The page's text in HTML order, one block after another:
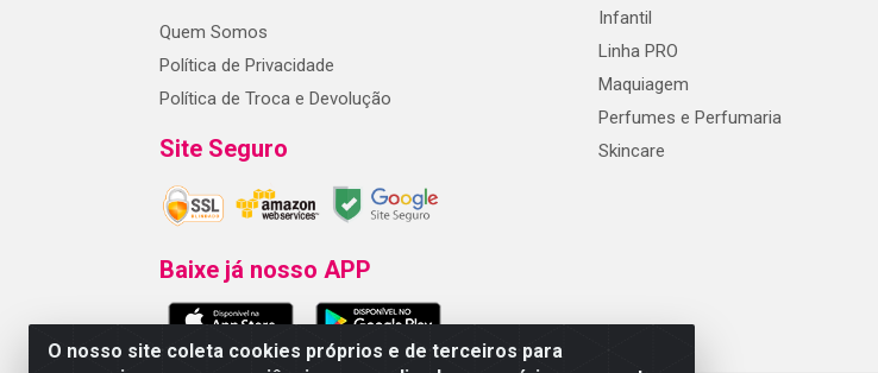
O nosso site coleta cookies próprios e de terceiros para
Quem Somos
Política de Privacidade
Política de Troca e Devolução
Site Seguro
Baixe já nosso APP
Infantil
Linha PRO
Maquiagem
Perfumes e Perfumaria
Skincare